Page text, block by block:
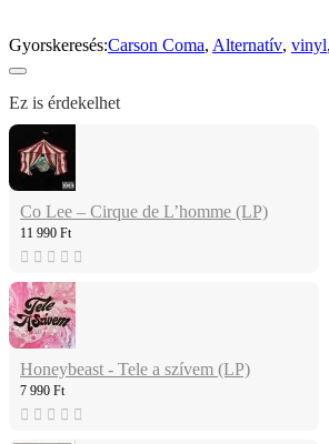
Gyorskeresés:Carson Coma, Alternatív, vinyl,
Ez is érdekelhet
Co Lee – Cirque de L’homme (LP)
11 990 Ft
Honeybeast - Tele a szívem (LP)
7 990 Ft